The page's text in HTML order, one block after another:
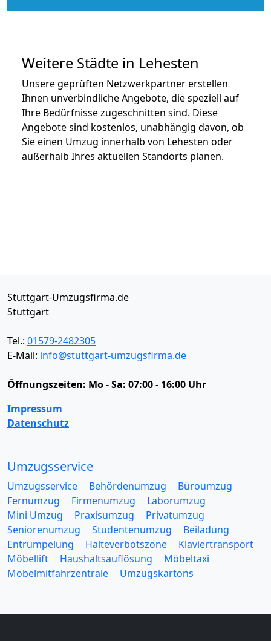
Weitere Städte in Lehesten
Unsere geprüften Netzwerkpartner erstellen
Ihnen unverbindliche Angebote, die speziell auf
Ihre Bedürfnisse zugeschnitten sind. Diese
Angebote sind kostenlos, unabhängig davon, ob
Sie einen Umzug innerhalb von Lehesten oder
außerhalb Ihres aktuellen Standorts planen.
Stuttgart-Umzugsfirma.de
Stuttgart
Tel.: 01579-2482305
E-Mail: info@stuttgart-umzugsfirma.de
Öffnungszeiten: Mo - Sa: 07:00 - 16:00 Uhr
Impressum
Datenschutz
Umzugsservice
Umzugsservice Behördenumzug
Büroumzug
Fernumzug
Firmenumzug
Laborumzug
Mini Umzug
Praxisumzug
Privatumzug
Seniorenumzug
Studentenumzug
Beiladung
Entrümpelung
Halteverbotszone
Klaviertransport
Möbellift
Haushaltsauflösung
Möbeltaxi
Möbelmitfahrzentrale
Umzugskartons